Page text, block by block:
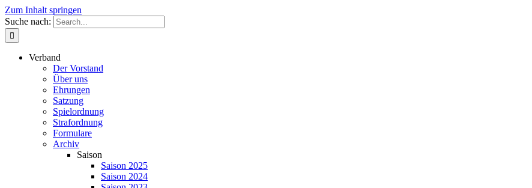
Zum Inhalt springen
Suche nach:
Verband
Der Vorstand
Über uns
Ehrungen
Satzung
Spielordnung
Strafordnung
Formulare
Archiv
Saison
Saison 2025
Saison 2024